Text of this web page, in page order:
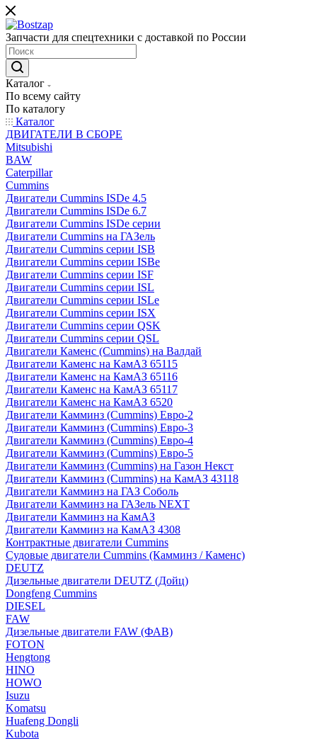
Запчасти для спецтехники с доставкой по России
Каталог
По всему сайту
По каталогу
Каталог
ДВИГАТЕЛИ В СБОРЕ
Mitsubishi
BAW
Caterpillar
Cummins
Двигатели Cummins ISDe 4.5
Двигатели Cummins ISDe 6.7
Двигатели Cummins ISDe серии
Двигатели Cummins на ГАЗель
Двигатели Cummins серии ISB
Двигатели Cummins серии ISBe
Двигатели Cummins серии ISF
Двигатели Cummins серии ISL
Двигатели Cummins серии ISLe
Двигатели Cummins серии ISX
Двигатели Cummins серии QSK
Двигатели Cummins серии QSL
Двигатели Каменс (Cummins) на Валдай
Двигатели Каменс на КамАЗ 65115
Двигатели Каменс на КамАЗ 65116
Двигатели Каменс на КамАЗ 65117
Двигатели Каменс на КамАЗ 6520
Двигатели Камминз (Cummins) Евро-2
Двигатели Камминз (Cummins) Евро-3
Двигатели Камминз (Cummins) Евро-4
Двигатели Камминз (Cummins) Евро-5
Двигатели Камминз (Cummins) на Газон Некст
Двигатели Камминз (Cummins) на КамАЗ 43118
Двигатели Камминз на ГАЗ Соболь
Двигатели Камминз на ГАЗель NEXT
Двигатели Камминз на КамАЗ
Двигатели Камминз на КамАЗ 4308
Контрактные двигатели Cummins
Судовые двигатели Cummins (Камминз / Каменс)
DEUTZ
Дизельные двигатели DEUTZ (Дойц)
Dongfeng Cummins
DIESEL
FAW
Дизельные двигатели FAW (ФАВ)
FOTON
Hengtong
HINO
HOWO
Isuzu
Komatsu
Huafeng Dongli
Kubota